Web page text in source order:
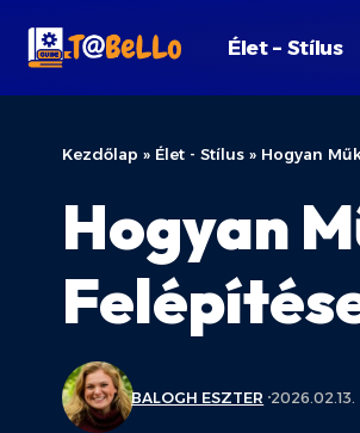
Élet – Stílus
Kezdőlap » Élet - Stílus » Hogyan
Hogyan
BALOGH ESZTER 2026.02.13.